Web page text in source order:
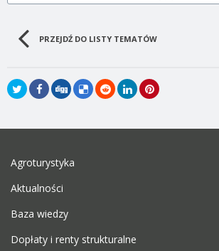
PRZEJDŹ DO LISTY TEMATÓW
Agroturystyka
Aktualności
Baza wiedzy
Dopłaty i renty strukturalne